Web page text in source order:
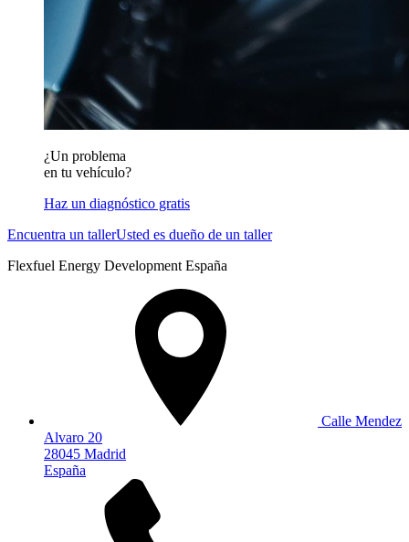
¿Un problema
en tu vehículo?
Haz un diagnóstico gratis
Encuentra un tallerUsted es dueño de un taller
Flexfuel Energy Development España
Calle Mendez
Alvaro 20
28045 Madrid
España